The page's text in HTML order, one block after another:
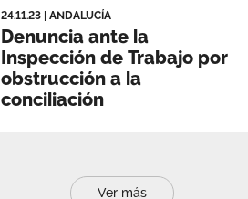
24.11.23 ANDALUCÍA
Denuncia ante la
Inspección de Trabajo por
obstrucción a la
conciliación
Ver más